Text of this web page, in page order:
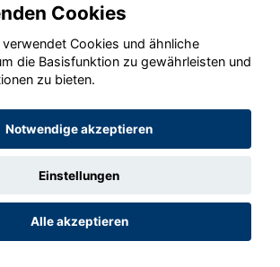
GmbH 2020 - 2026
Cookies
verwendet Cookies und ähnliche
die Basisfunktion zu gewährleisten und
zu bieten.
Notwendige akzeptieren
Einstellungen
Alle akzeptieren